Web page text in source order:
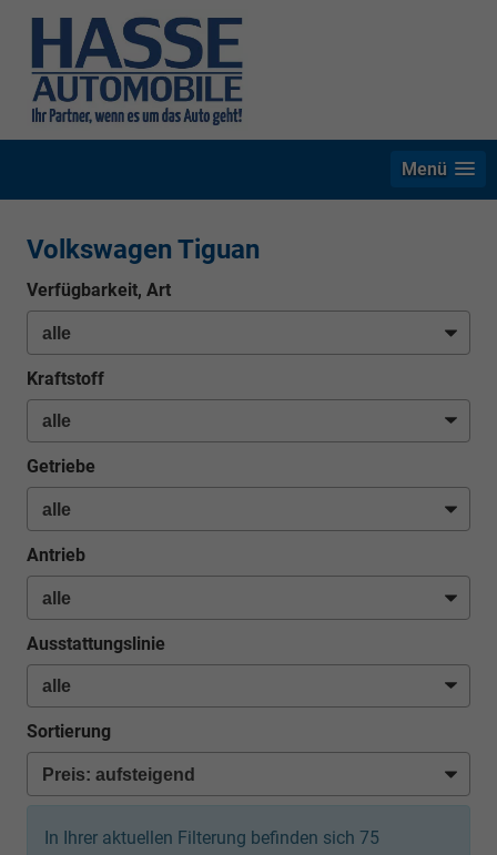
Menü
Volkswagen Tiguan
Verfügbarkeit, Art
Kraftstoff
Getriebe
Antrieb
Ausstattungslinie
Sortierung
In Ihrer aktuellen Filterung befinden sich 75